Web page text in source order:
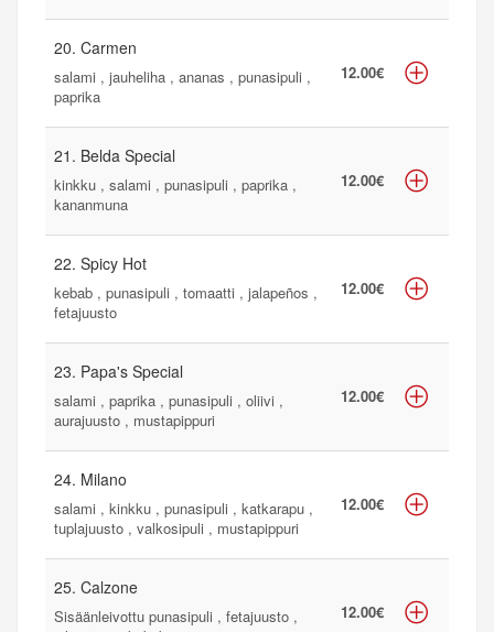
20. Carmen
salami , jauheliha , ananas , punasipuli ,
paprika
12.00€
21. Belda Special
kinkku , salami , punasipuli , paprika ,
kananmuna
12.00€
22. Spicy Hot
kebab , punasipuli , tomaatti , jalapeños ,
fetajuusto
12.00€
23. Papa's Special
salami , paprika , punasipuli , oliivi ,
aurajuusto , mustapippuri
12.00€
24. Milano
salami , kinkku , punasipuli , katkarapu ,
tuplajuusto , valkosipuli , mustapippuri
12.00€
25. Calzone
Sisäänleivottu punasipuli , fetajuusto ,
12.00€